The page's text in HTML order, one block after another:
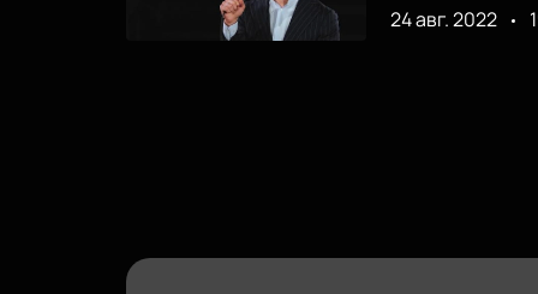
24 авг. 2022